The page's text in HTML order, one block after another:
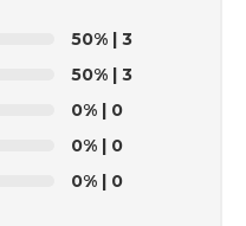
50% | 3
50% | 3
0% | 0
0% | 0
0% | 0